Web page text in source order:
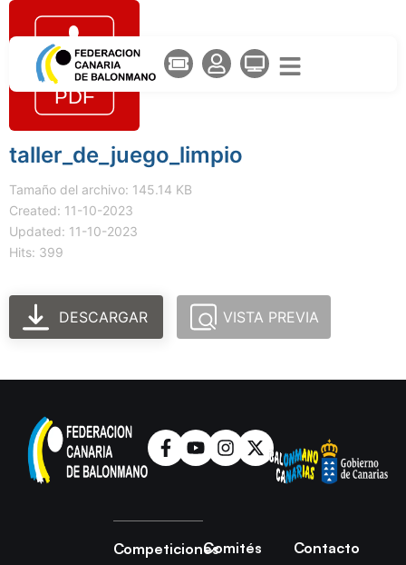
taller_de_juego_limpio
Tamaño del archivo: 145.14 KB
Created: 11-10-2023
Updated: 11-10-2023
Hits: 399
DESCARGAR VISTA PREVIA
CompeticionesComités
Contacto